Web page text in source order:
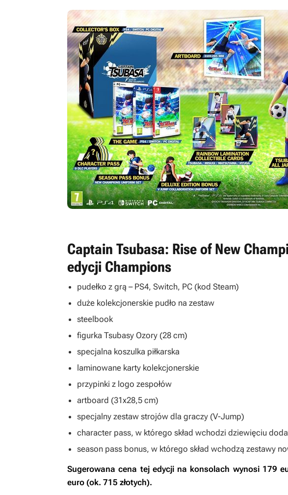
Captain Tsubasa: Rise of New
edycji Champions
pudełko z grą – PS4, Switch, PC (kod Steam)
duże kolekcjonerskie pudło na zestaw
steelbook
figurka Tsubasy Ozory (28 cm)
specjalna koszulka piłkarska
laminowane karty kolekcjonerskie
przypinki z logo zespołów
artboard (31x28,5 cm)
specjalny zestaw strojów dla graczy (V-Jump)
character pass, w którego skład wchodzi dziewięciu
season pass bonus, w którego skład wchodzą zestawy
Sugerowana cena tej edycji na konsolach wynosi 179
euro (ok. 715 złotych).